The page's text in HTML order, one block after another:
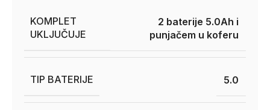
KOMPLET
UKLJUČUJE
2 baterije 5.0Ah i
punjačem u koferu
TIP BATERIJE 5.0